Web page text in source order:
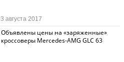
Объявлены цены на «заряженные»
кроссоверы Mercedes-AMG GLC 63
3 августа 2017